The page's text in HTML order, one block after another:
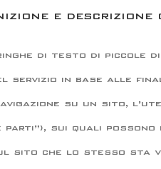
e descrizione
di testo di piccole
servizio in base alle
su un sito,
parti”), sui quali possono
sito che lo stesso sta